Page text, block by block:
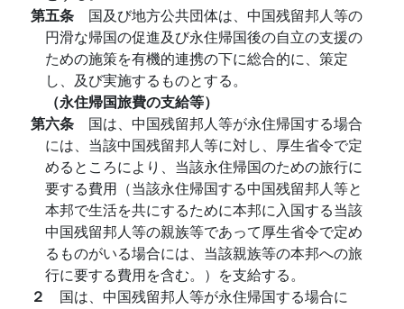
第五条 国及び地方公共団体は、中国残留邦人等の
円滑な帰国の促進及び永住帰国後の自立の支援の
ための施策を有機的連携の下に総合的に、策定
し、及び実施するものとする。
（永住帰国旅費の支給等）
第六条 国は、中国残留邦人等が永住帰国する場合
には、当該中国残留邦人等に対し、厚生省令で定
めるところにより、当該永住帰国のための旅行に
要する費用（当該永住帰国する中国残留邦人等と
本邦で生活を共にするために本邦に入国する当該
中国残留邦人等の親族等であって厚生省令で定め
るものがいる場合には、当該親族等の本邦への旅
行に要する費用を含む。）を支給する。
２ 国は、中国残留邦人等が永住帰国する場合に